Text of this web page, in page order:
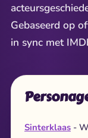
Gebaseerd op
in sync met
Sinterklaas -